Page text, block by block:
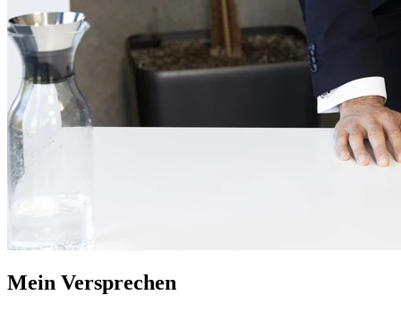
Mein Versprechen